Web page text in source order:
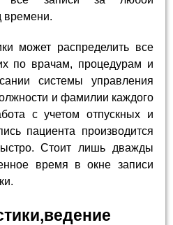
времени.
может распределить все
по врачам, процедурам и
системы управления
и фамилии каждого
с учетом отпускных и
пациента производится
Стоит лишь дважды
время в окне записи